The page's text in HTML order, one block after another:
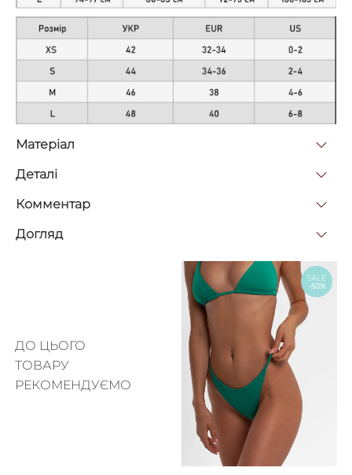
Матерiал
Деталi
Комментар
Догляд
ДО ЦЬОГО
ТОВАРУ
РЕКОМЕНДУЄМО
SALE
-50%